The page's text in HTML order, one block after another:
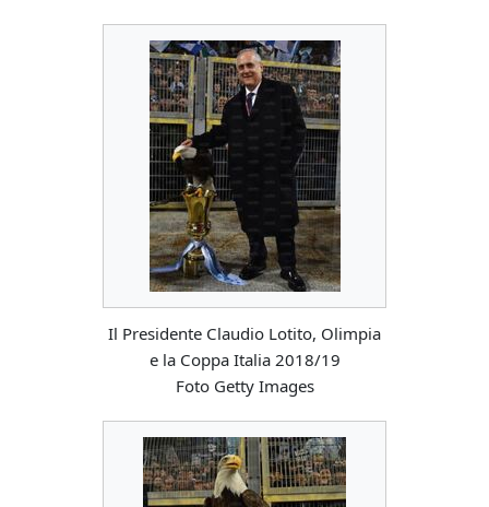
Il Presidente Claudio Lotito, Olimpia
e la Coppa Italia 2018/19
Foto Getty Images